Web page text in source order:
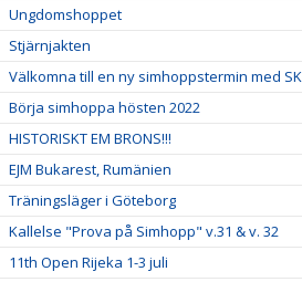
Ungdomshoppet
Stjärnjakten
Välkomna till en ny simhoppstermin med
Börja simhoppa hösten 2022
HISTORISKT EM BRONS!!!
EJM Bukarest, Rumänien
Träningsläger i Göteborg
Kallelse "Prova på Simhopp" v.31 & v. 32
11th Open Rijeka 1-3 juli